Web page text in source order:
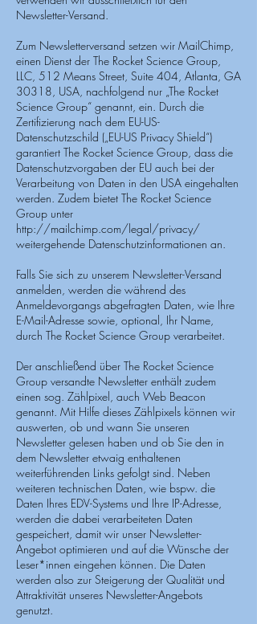
Newsletter-Versand.
Zum Newsletterversand setzen wir MailChimp,
einen Dienst der The Rocket Science Group,
LLC, 512 Means Street, Suite 404, Atlanta, GA
30318, USA, nachfolgend nur „The Rocket
Science Group“ genannt, ein. Durch die
Zertifizierung nach dem EU-US-
Datenschutzschild („EU-US Privacy Shield“)
garantiert The Rocket Science Group, dass die
Datenschutzvorgaben der EU auch bei der
Verarbeitung von Daten in den USA eingehalten
werden. Zudem bietet The Rocket Science
Group unter
http://mailchimp.com/legal/privacy/
weitergehende Datenschutzinformationen an.
Falls Sie sich zu unserem Newsletter-Versand
anmelden, werden die während des
Anmeldevorgangs abgefragten Daten, wie Ihre
E-Mail-Adresse sowie, optional, Ihr Name,
durch The Rocket Science Group verarbeitet.
Der anschließend über The Rocket Science
Group versandte Newsletter enthält zudem
einen sog. Zählpixel, auch Web Beacon
genannt. Mit Hilfe dieses Zählpixels können wir
auswerten, ob und wann Sie unseren
Newsletter gelesen haben und ob Sie den in
dem Newsletter etwaig enthaltenen
weiterführenden Links gefolgt sind. Neben
weiteren technischen Daten, wie bspw. die
Daten Ihres EDV-Systems und Ihre IP-Adresse,
werden die dabei verarbeiteten Daten
gespeichert, damit wir unser Newsletter-
Angebot optimieren und auf die Wünsche der
Leser*innen eingehen können. Die Daten
werden also zur Steigerung der Qualität und
Attraktivität unseres Newsletter-Angebots
genutzt.